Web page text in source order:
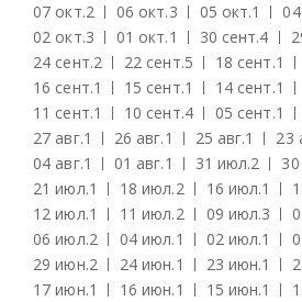
07 окт.2 06 окт.3 05 окт.1
02 окт.3 01 окт.1 30 сент.4
24 сент.2 22 сент.5 18 сент.1
16 сент.1 15 сент.1 14 сент.1
11 сент.1 10 сент.4 05 сент.1
27 авг.1 26 авг.1 25 авг.1 23
04 авг.1 01 авг.1 31 июл.2
21 июл.1 18 июл.2 16 июл.1
12 июл.1 11 июл.2 09 июл.3
06 июл.2 04 июл.1 02 июл.1
29 июн.2 24 июн.1 23 июн.1
17 июн.1 16 июн.1 15 июн.1